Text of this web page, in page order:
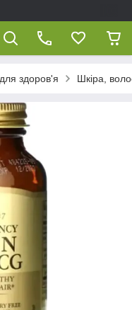
здоров'я Шкіра,